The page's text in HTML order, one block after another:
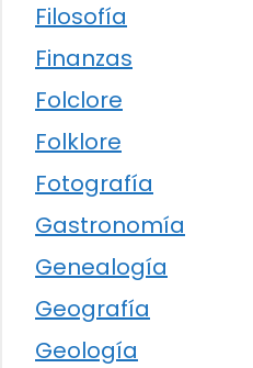
Filosofía
Finanzas
Folclore
Folklore
Fotografía
Gastronomía
Genealogía
Geografía
Geología